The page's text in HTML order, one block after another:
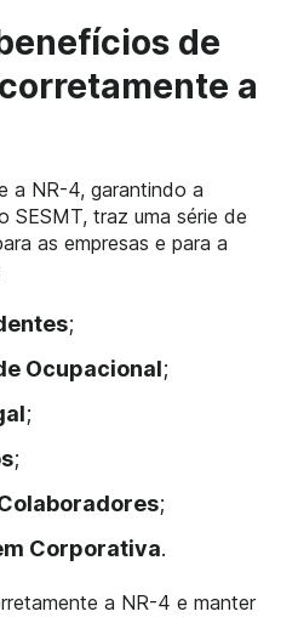
de
a
a NR-4, garantindo a
SESMT, traz uma série de
as empresas e para a
;
Ocupacional;
;
;
;
Corporativa.
a NR-4 e manter